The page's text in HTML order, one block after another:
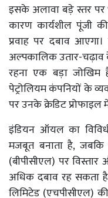
इसके अलावा बड़े स्तर पर
कारण कार्यशील पूंजी
प्रवाह पर दबाव
अल्पकालिक उतार-
रहना एक बड़ा जोखिम
पेट्रोलियम कंपनियों के
पर उनके क्रेडिट प्रोफाइल
इंडियन ऑयल का
मजबूत बनाता है, जबकि
(बीपीसीएल) पर
अधिक दबाव रह सकता
लिमिटेड (एचपीसीएल)